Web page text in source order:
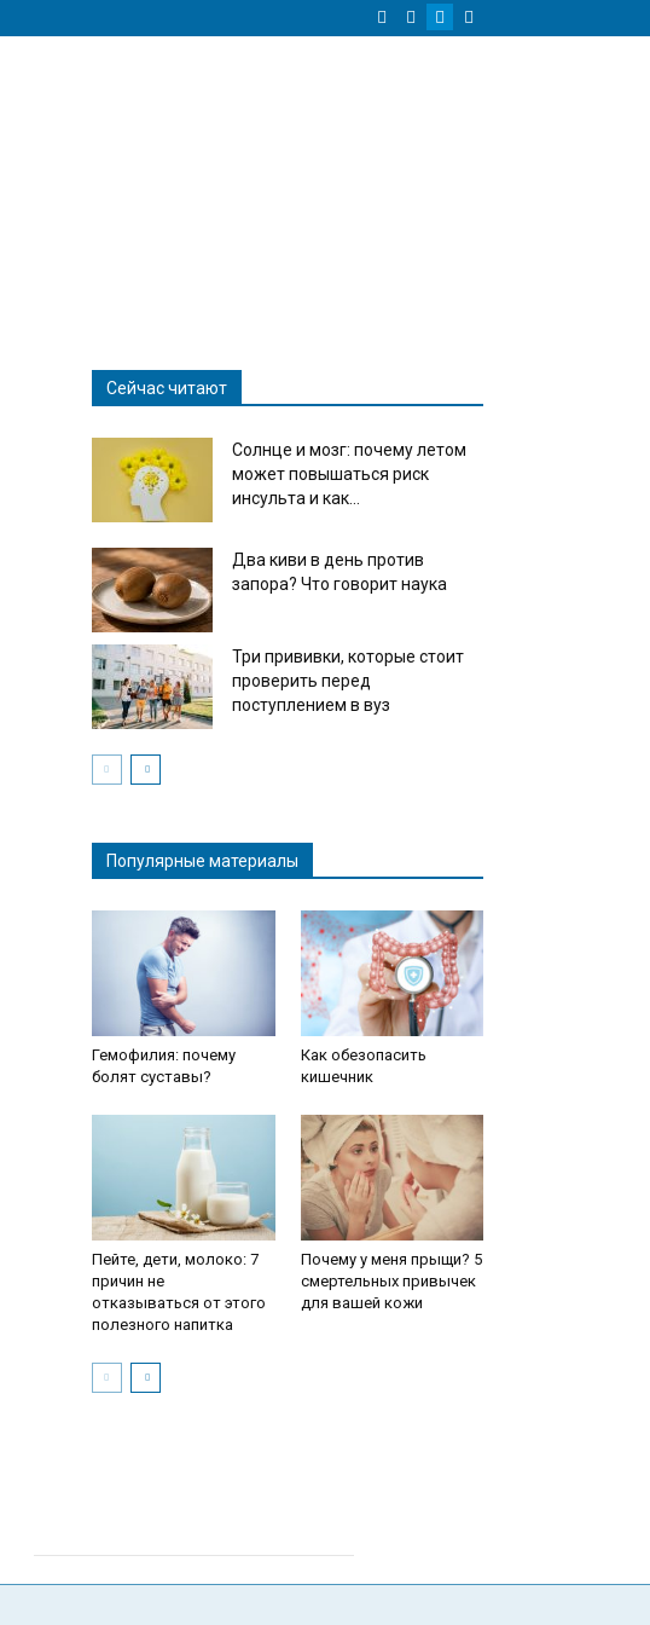
Сейчас читают
Солнце и мозг: почему летом
может повышаться риск
инсульта и как...
Два киви в день против
запора? Что говорит наука
Три прививки, которые стоит
проверить перед
поступлением в вуз
Популярные материалы
Гемофилия: почему
болят суставы?
Как обезопасить
кишечник
Пейте, дети, молоко: 7
причин не
отказываться от этого
полезного напитка
Почему у меня прыщи? 5
смертельных привычек
для вашей кожи